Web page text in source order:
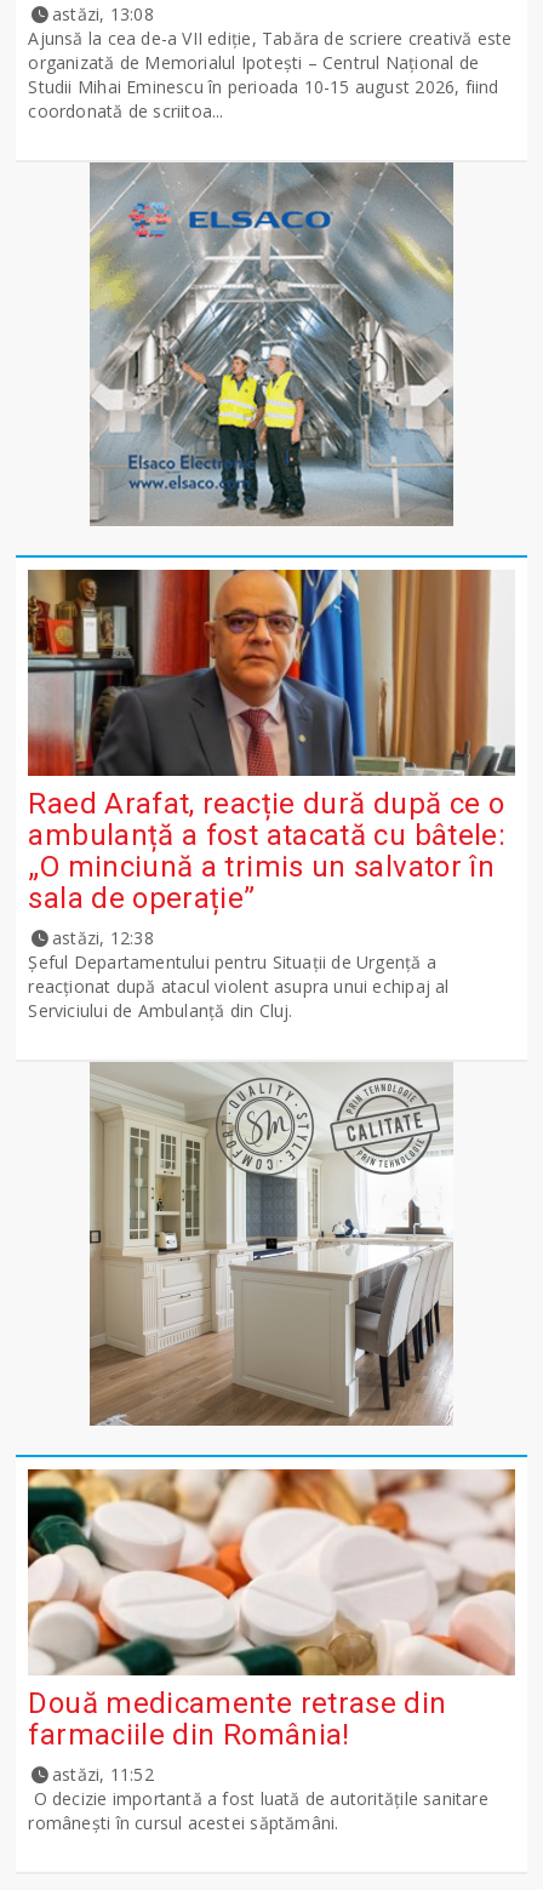
astăzi, 13:08
Ajunsă la cea de-a VII ediție, Tabăra de scriere creativă este
organizată de Memorialul Ipotești – Centrul Național de
Studii Mihai Eminescu în perioada 10-15 august 2026, fiind
coordonată de scriitoa...
Raed Arafat, reacție dură după ce o
ambulanță a fost atacată cu bâtele:
„O minciună a trimis un salvator în
sala de operație”
astăzi, 12:38
Șeful Departamentului pentru Situații de Urgență a
reacționat după atacul violent asupra unui echipaj al
Serviciului de Ambulanță din Cluj.
Două medicamente retrase din
farmaciile din România!
astăzi, 11:52
O decizie importantă a fost luată de autoritățile sanitare
românești în cursul acestei săptămâni.